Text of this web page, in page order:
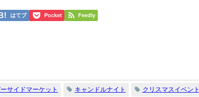
はてブ Pocket Feedly
サイドマーケット キャンドルナイト クリスマスイベント